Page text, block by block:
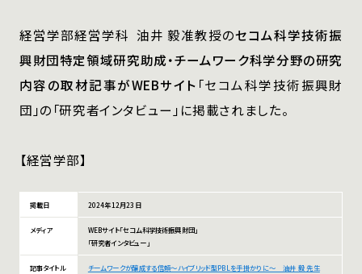
経営学部経営学科  油井 毅准教授のセコム科学技術振
興財団特定領域研究助成・チームワーク科学分野の研究
内容の取材記事がWEBサイト 「セコム科学技術振興財
団」の「研究者インタビュー」に掲載されました。
【経営学部】
掲載日 2024年12月23日
メディア
WEBサイト「セコム科学技術振興財団」
「研究者インタビュー」
記事タイトル チームワークが醸成する信頼〜ハイブリッド型PBLを手掛かりに〜 油井 毅 先生